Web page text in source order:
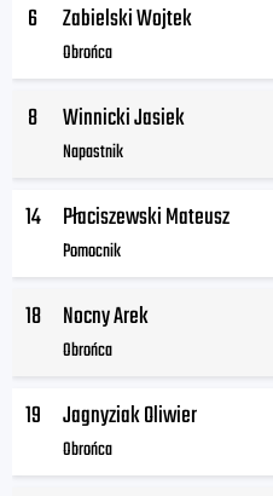
6 Zabielski Wojtek
Obrońca
8 Winnicki Jasiek
Napastnik
14 Płaciszewski Mateusz
Pomocnik
18 Nocny Arek
Obrońca
19 Jagnyziak Oliwier
Obrońca